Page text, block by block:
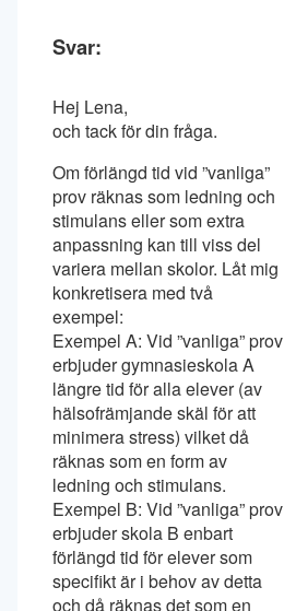
Svar:
Hej Lena,
och tack för din fråga.
Om förlängd tid vid ”vanliga”
prov räknas som ledning och
stimulans eller som extra
anpassning kan till viss del
variera mellan skolor. Låt mig
konkretisera med två
exempel:
Exempel A: Vid ”vanliga” prov
erbjuder gymnasieskola A
längre tid för alla elever (av
hälsofrämjande skäl för att
minimera stress) vilket då
räknas som en form av
ledning och stimulans.
Exempel B: Vid ”vanliga” prov
erbjuder skola B enbart
förlängd tid för elever som
specifikt är i behov av detta
och då räknas det som en